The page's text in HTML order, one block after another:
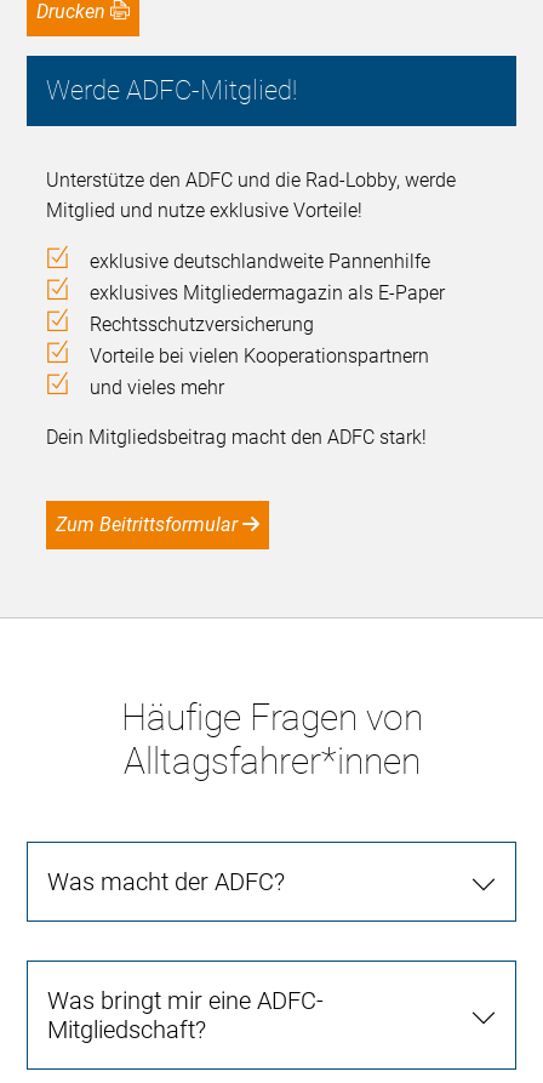
Drucken
Werde ADFC-Mitglied!
Unterstütze den ADFC und die Rad-Lobby, werde
Mitglied und nutze exklusive Vorteile!
exklusive deutschlandweite Pannenhilfe
exklusives Mitgliedermagazin als E-Paper
Rechtsschutzversicherung
Vorteile bei vielen Kooperationspartnern
und vieles mehr
Dein Mitgliedsbeitrag macht den ADFC stark!
Zum Beitrittsformular
Häufige Fragen von
Alltagsfahrer*innen
Was macht der ADFC?
Was bringt mir eine ADFC-
Mitgliedschaft?